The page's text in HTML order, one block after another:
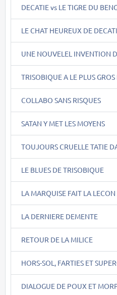
DECATIE vs LE TIGRE DU
LE CHAT HEUREUX DE
UNE NOUVELEL INVENTION
TRISOBIQUE A LE PLUS GROS
COLLABO SANS RISQUES
SATAN Y MET LES MOYENS
TOUJOURS CRUELLE TATIE
LE BLUES DE TRISOBIQUE
LA MARQUISE FAIT LA LECON
LA DERNIERE DEMENTE
RETOUR DE LA MILICE
HORS-SOL, FARTIES ET
DIALOGUE DE POUX ET